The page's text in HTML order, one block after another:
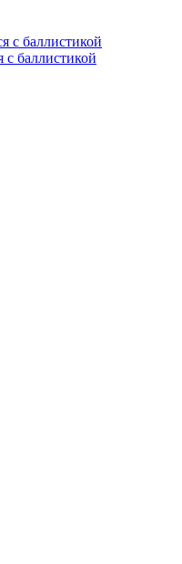
с баллистикой